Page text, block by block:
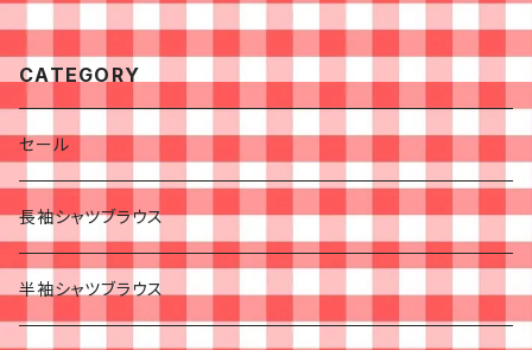
CATEGORY
セール
長袖シャツブラウス
半袖シャツブラウス